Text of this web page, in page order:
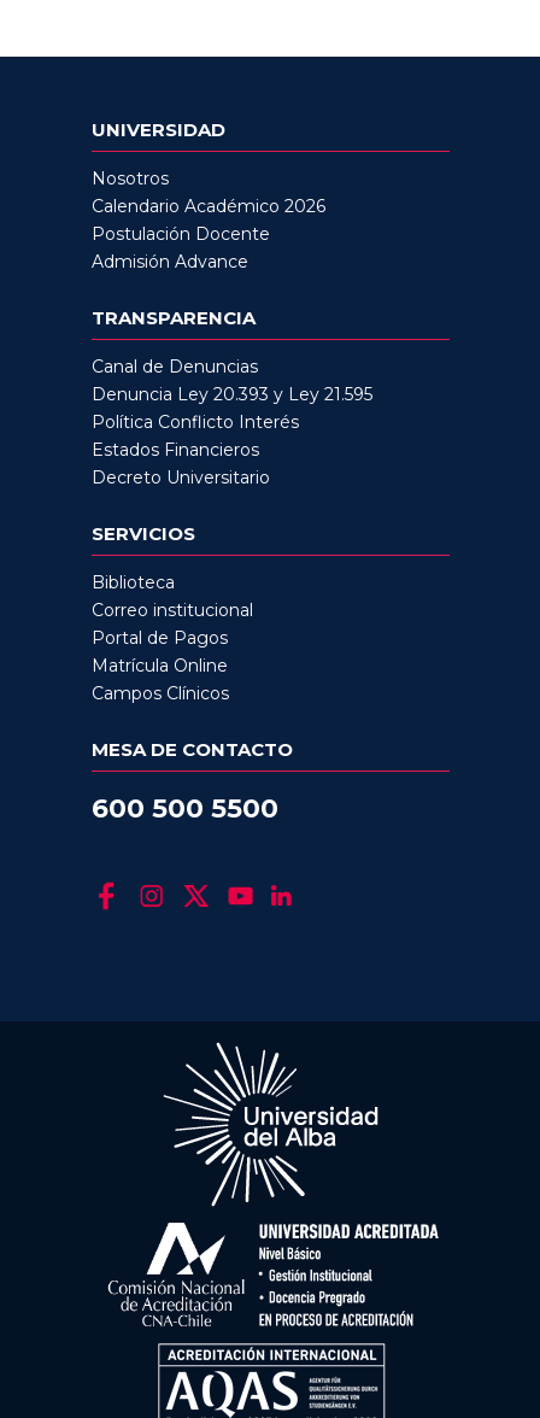
UNIVERSIDAD
Nosotros
Calendario Académico 2026
Postulación Docente
Admisión Advance
TRANSPARENCIA
Canal de Denuncias
Denuncia Ley 20.393 y Ley 21.595
Política Conflicto Interés
Estados Financieros
Decreto Universitario
SERVICIOS
Biblioteca
Correo institucional
Portal de Pagos
Matrícula Online
Campos Clínicos
MESA DE CONTACTO
600 500 5500